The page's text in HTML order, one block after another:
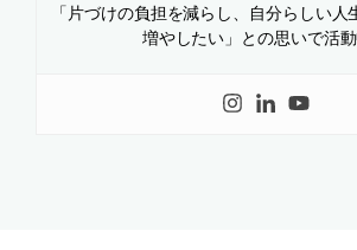
「片づけの負担を減らし、自分らしい人
増やしたい」との思いで活動